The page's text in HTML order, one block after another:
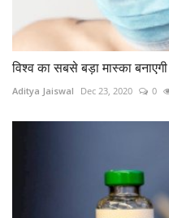
विश्व का सबसे बड़ा मास्का
Aditya Jaiswal Dec 23, 2020 0